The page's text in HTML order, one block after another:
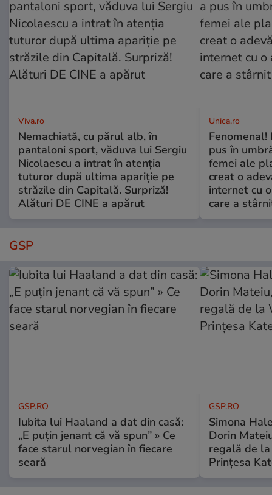
Viva.ro
Nemachiată, cu părul alb, în
pantaloni sport, văduva lui Sergiu
Nicolaescu a intrat în atenția
tuturor după ultima apariție pe
străzile din Capitală. Surpriză!
Alături DE CINE a apărut
Unica.ro
pus în
femei ale
creat o
internet cu
care a
GSP
GSP.RO
Iubita lui Haaland a dat din casă:
„E puțin jenant că vă spun” » Ce
face starul norvegian în fiecare
seară
GSP.RO
Simona
Dorin
regală de
Prințesa